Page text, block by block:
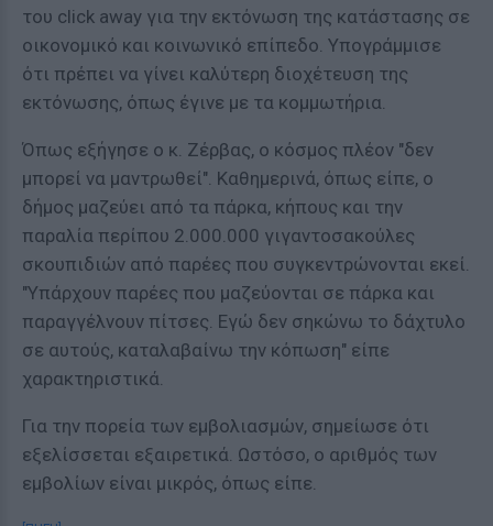
του click away για την εκτόνωση της κατάστασης σε
οικονομικό και κοινωνικό επίπεδο. Υπογράμμισε
ότι πρέπει να γίνει καλύτερη διοχέτευση της
εκτόνωσης, όπως έγινε με τα κομμωτήρια.
Όπως εξήγησε ο κ. Ζέρβας, ο κόσμος πλέον "δεν
μπορεί να μαντρωθεί". Καθημερινά, όπως είπε, ο
δήμος μαζεύει από τα πάρκα, κήπους και την
παραλία περίπου 2.000.000 γιγαντοσακούλες
σκουπιδιών από παρέες που συγκεντρώνονται εκεί.
"Υπάρχουν παρέες που μαζεύονται σε πάρκα και
παραγγέλνουν πίτσες. Εγώ δεν σηκώνω το δάχτυλο
σε αυτούς, καταλαβαίνω την κόπωση" είπε
χαρακτηριστικά.
Για την πορεία των εμβολιασμών, σημείωσε ότι
εξελίσσεται εξαιρετικά. Ωστόσο, ο αριθμός των
εμβολίων είναι μικρός, όπως είπε.